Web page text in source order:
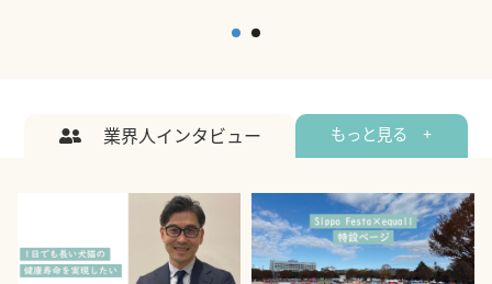
業界人インタビュー もっと見る +